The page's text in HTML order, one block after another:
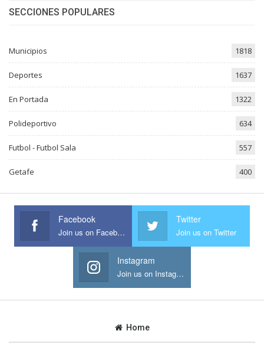
SECCIONES POPULARES
Municipios 1818
Deportes 1637
En Portada 1322
Polideportivo 634
Futbol - Futbol Sala 557
Getafe 400
Facebook
Join us on Facebook
Twitter
Join us on Twitter
Instagram
Join us on Instagram
Home